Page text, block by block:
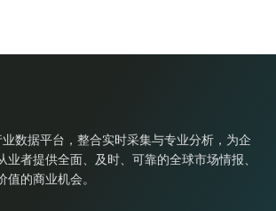
数据平台，整合实时采集与专业分析，为企
业者提供全面、及时、可靠的全球市场情报、
值的商业机会。